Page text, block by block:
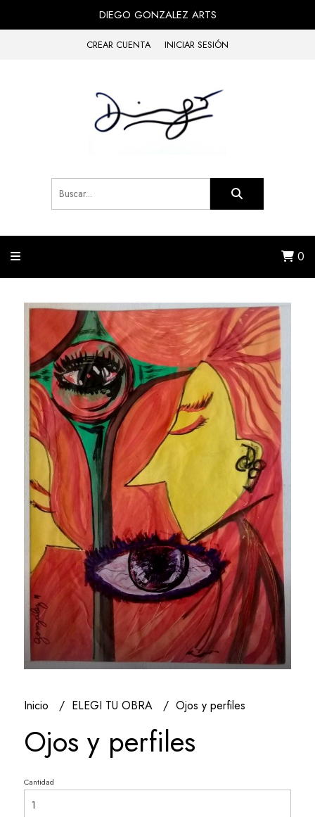
DIEGO GONZALEZ ARTS
CREAR CUENTA INICIAR SESIÓN
0
Inicio ELEGI TU OBRA Ojos y perfiles
Ojos y perfiles
Cantidad